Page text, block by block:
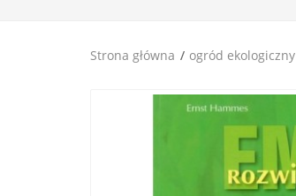
Strona główna ogród ekologiczny